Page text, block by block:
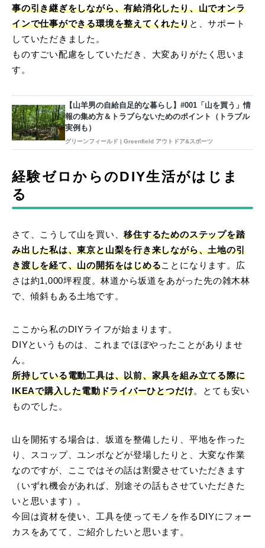
事の引き継ぎをしながら、有給消化したり、山でオンラ
インで仕事ができる環境を整えてくれたりと、サポート
していただきました。
ものすごい配慮をしていただき、大変ありがたく思いま
す。
【山羊男の自給自足的な暮らし】#001「山を買う」情
報の集め方＆トラブらないためのポイント（トラブル
実例も）
グリーンフィールド | Greenfield アウトドア&スポーツ
経験ゼロからのDIY生活がはじま
る
さて、こうして山を買い、移住するためのステップを踏
み出した私は、東京と山梨を行き来しながら、土地の引
き渡しを経て、山の開拓をはじめることになります。広
さは約1,000坪程度。林道から坂道をあがった先の雑木林
で、傾斜もある土地です。
ここから私のDIYライフが始まります。
DIYというものは、これまでほぼやったことがありませ
ん。
所持している電動工具は、以前、家具を組み立てる際に
IKEAで購入した電動ドライバーひとつだけ。とても安い
ものでした。
山を開拓する場合は、坂道を整備したり、平地を作った
り、スコップ、ユンボなどが登場したりと、大変な作業
なのですが、ここではその話は割愛させていただきます
（いずれ機会があれば、別途その話もさせていただきた
いと思います）。
今回は資材を使い、工具を使ってモノを作るDIYにフォー
カスをあてて、ご紹介したいと思います。